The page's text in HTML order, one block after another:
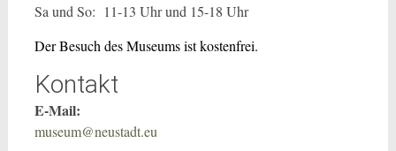
Sa und So: 11-13 Uhr und 15-18 Uhr
Der Besuch des Museums ist kostenfrei.
Kontakt
E-Mail:
museum@neustadt.eu